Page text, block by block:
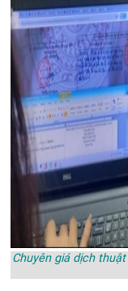
Chuyên giá dịch